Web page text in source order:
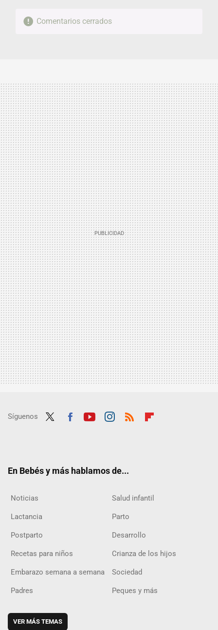
Comentarios cerrados
Síguenos
En Bebés y más hablamos de...
Noticias Salud infantil
Lactancia Parto
Postparto Desarrollo
Recetas para niños Crianza de los hijos
Embarazo semana a semana Sociedad
Padres Peques y más
VER MÁS TEMAS